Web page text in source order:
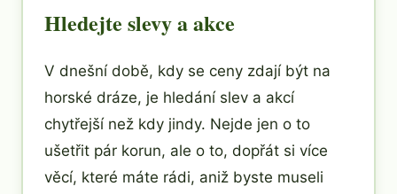
Hledejte slevy a akce
V dnešní době, kdy se ceny zdají být na
horské dráze, je hledání slev a akcí
chytřejší než kdy jindy. Nejde jen o to
ušetřit pár korun, ale o to, dopřát si více
věcí, které máte rádi, aniž byste museli